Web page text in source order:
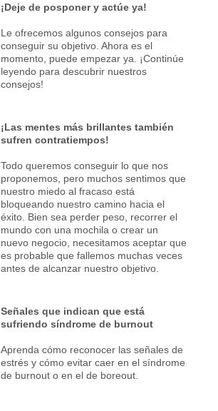
¡Deje de posponer y actúe ya!
Le ofrecemos algunos consejos para
conseguir su objetivo. Ahora es el
momento, puede empezar ya. ¡Continúe
leyendo para descubrir nuestros
consejos!
¡Las mentes más brillantes también
sufren contratiempos!
Todo queremos conseguir lo que nos
proponemos, pero muchos sentimos que
nuestro miedo al fracaso está
bloqueando nuestro camino hacia el
éxito. Bien sea perder peso, recorrer el
mundo con una mochila o crear un
nuevo negocio, necesitamos aceptar que
es probable que fallemos muchas veces
antes de alcanzar nuestro objetivo.
Señales que indican que está
sufriendo síndrome de burnout
Aprenda cómo reconocer las señales de
estrés y cómo evitar caer en el síndrome
de burnout o en el de boreout.